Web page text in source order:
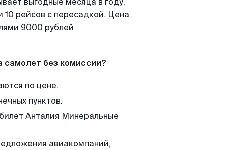
рейсов с пересадкой. Цена
9000 рублей
самолет без комиссии?
по цене.
пунктов.
Анталия Минеральные
авиакомпаний,